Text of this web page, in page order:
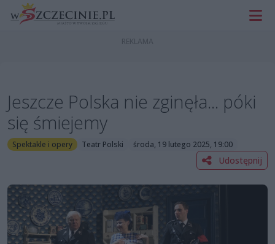
Jeszcze Polska nie zginęła... póki
się śmiejemy
Spektakle i opery Teatr Polski środa, 19 lutego 2025, 19:00
Udostępnij